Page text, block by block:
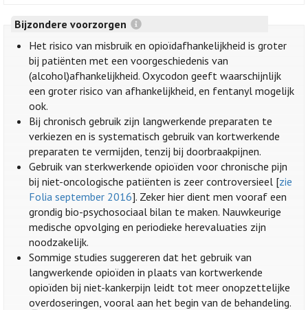
Bijzondere voorzorgen
Het risico van misbruik en opioïdafhankelijkheid is groter
bij patiënten met een voorgeschiedenis van
(alcohol)afhankelijkheid. Oxycodon geeft waarschijnlijk
een groter risico van afhankelijkheid, en fentanyl mogelijk
ook.
Bij chronisch gebruik zijn langwerkende preparaten te
verkiezen en is systematisch gebruik van kortwerkende
preparaten te vermijden, tenzij bij doorbraakpijnen.
Gebruik van sterkwerkende opioïden voor chronische pijn
bij niet-oncologische patiënten is zeer controversieel [zie
Folia september 2016]. Zeker hier dient men vooraf een
grondig bio-psychosociaal bilan te maken. Nauwkeurige
medische opvolging en periodieke herevaluaties zijn
noodzakelijk.
Sommige studies suggereren dat het gebruik van
langwerkende opioïden in plaats van kortwerkende
opioïden bij niet-kankerpijn leidt tot meer onopzettelijke
overdoseringen, vooral aan het begin van de behandeling.